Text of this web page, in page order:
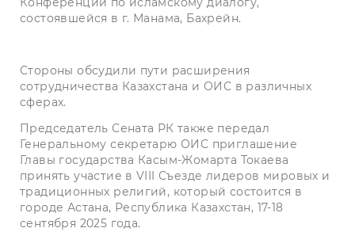
состоявшейся в г. Манама, Бахрейн.
Стороны обсудили пути расширения
сотрудничества Казахстана и ОИС в различных
сферах.
Председатель Сената РК также передал
Генеральному секретарю ОИС приглашение
Главы государства Касым-Жомарта Токаева
принять участие в VIII Съезде лидеров мировых и
традиционных религий, который состоится в
городе Астана, Республика Казахстан, 17-18
сентября 2025 года.